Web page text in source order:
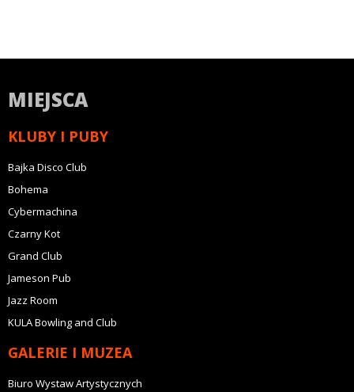
MIEJSCA
KLUBY I PUBY
Bajka Disco Club
Bohema
Cybermachina
Czarny Kot
Grand Club
Jameson Pub
Jazz Room
KULA Bowling and Club
GALERIE I MUZEA
Biuro Wystaw Artystycznych